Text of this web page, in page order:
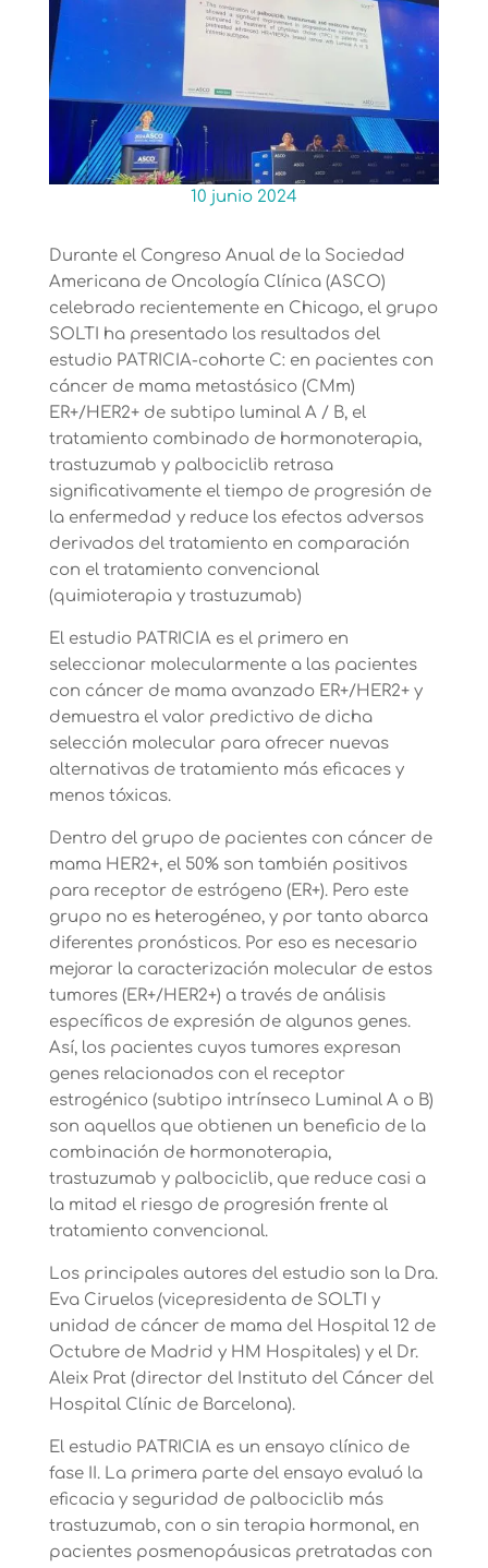
10 junio 2024
Durante el Congreso Anual de la Sociedad
Americana de Oncología Clínica (ASCO)
celebrado recientemente en Chicago, el grupo
SOLTI ha presentado los resultados del
estudio PATRICIA-cohorte C: en pacientes con
cáncer de mama metastásico (CMm)
ER+/HER2+ de subtipo luminal A / B, el
tratamiento combinado de hormonoterapia,
trastuzumab y palbociclib retrasa
significativamente el tiempo de progresión de
la enfermedad y reduce los efectos adversos
derivados del tratamiento en comparación
con el tratamiento convencional
(quimioterapia y trastuzumab)
El estudio PATRICIA es el primero en
seleccionar molecularmente a las pacientes
con cáncer de mama avanzado ER+/HER2+ y
demuestra el valor predictivo de dicha
selección molecular para ofrecer nuevas
alternativas de tratamiento más eficaces y
menos tóxicas.
Dentro del grupo de pacientes con cáncer de
mama HER2+, el 50% son también positivos
para receptor de estrógeno (ER+). Pero este
grupo no es heterogéneo, y por tanto abarca
diferentes pronósticos. Por eso es necesario
mejorar la caracterización molecular de estos
tumores (ER+/HER2+) a través de análisis
específicos de expresión de algunos genes.
Así, los pacientes cuyos tumores expresan
genes relacionados con el receptor
estrogénico (subtipo intrínseco Luminal A o B)
son aquellos que obtienen un beneficio de la
combinación de hormonoterapia,
trastuzumab y palbociclib, que reduce casi a
la mitad el riesgo de progresión frente al
tratamiento convencional.
Los principales autores del estudio son la Dra.
Eva Ciruelos (vicepresidenta de SOLTI y
unidad de cáncer de mama del Hospital 12 de
Octubre de Madrid y HM Hospitales) y el Dr.
Aleix Prat (director del Instituto del Cáncer del
Hospital Clínic de Barcelona).
El estudio PATRICIA es un ensayo clínico de
fase II. La primera parte del ensayo evaluó la
eficacia y seguridad de palbociclib más
trastuzumab, con o sin terapia hormonal, en
pacientes posmenopáusicas pretratadas con